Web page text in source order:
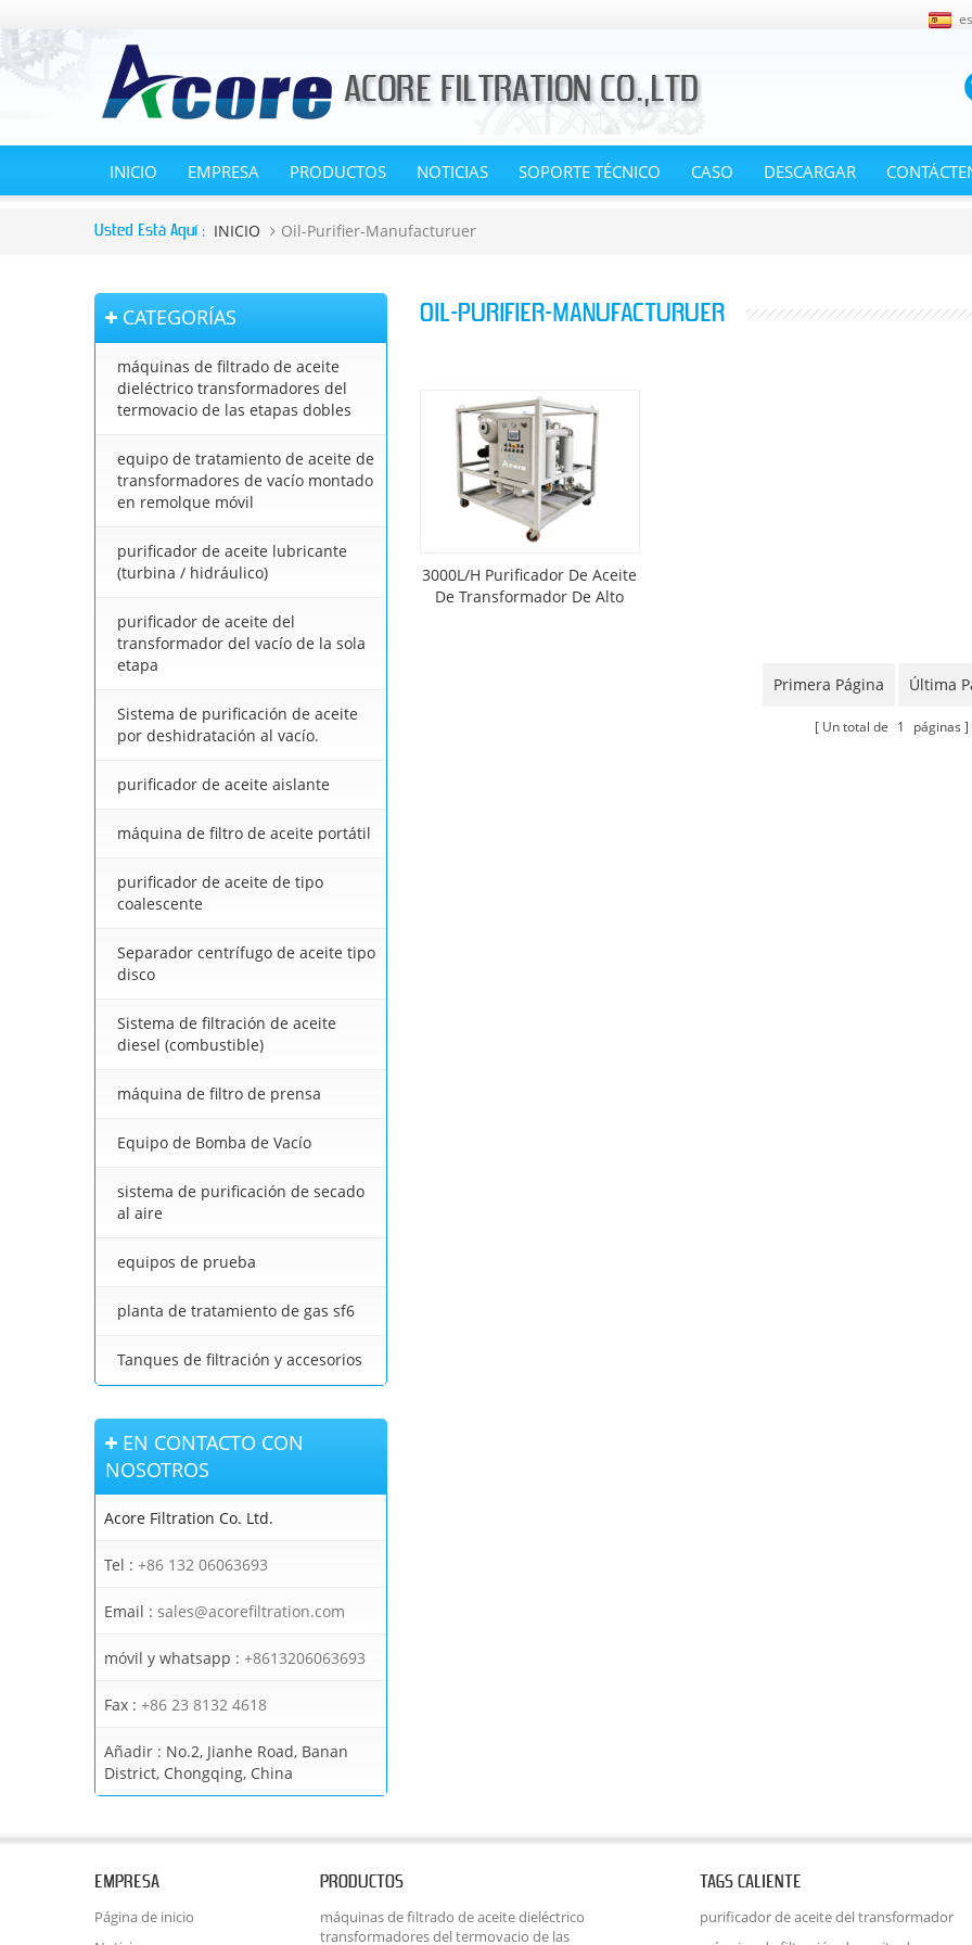
INICIO EMPRESA PRODUCTOS NOTICIAS SOPORTE TÉCNICO CASO DESCARGAR
Usted Está Aquí : INICIO Oil-Purifier-Manufacturuer
CATEGORÍAS
máquinas de filtrado de aceite
dieléctrico transformadores del
termovacio de las etapas dobles
equipo de tratamiento de aceite de
transformadores de vacío montado
en remolque móvil
purificador de aceite lubricante
(turbina / hidráulico)
purificador de aceite del
transformador del vacío de la sola
etapa
Sistema de purificación de aceite
por deshidratación al vacío.
purificador de aceite aislante
máquina de filtro de aceite portátil
purificador de aceite de tipo
coalescente
Separador centrífugo de aceite tipo
disco
Sistema de filtración de aceite
diesel (combustible)
máquina de filtro de prensa
Equipo de Bomba de Vacío
sistema de purificación de secado
al aire
equipos de prueba
planta de tratamiento de gas sf6
Tanques de filtración y accesorios
EN CONTACTO CON
NOSOTROS
Acore Filtration Co. Ltd.
Tel : +86 132 06063693
Email : sales@acorefiltration.com
móvil y whatsapp : +8613206063693
Fax : +86 23 8132 4618
Añadir : No.2, Jianhe Road, Banan
District, Chongqing, China
OIL-PURIFIER-MANUFACTURUER
3000L/H Purificador De Aceite
De Transformador De Alto
Primera Página Última
Un total de 1 páginas
EMPRESA
Página de inicio
PRODUCTOS
máquinas de filtrado de aceite dieléctrico
transformadores del termovacio de las
TAGS CALIENTE
purificador de aceite del transformador